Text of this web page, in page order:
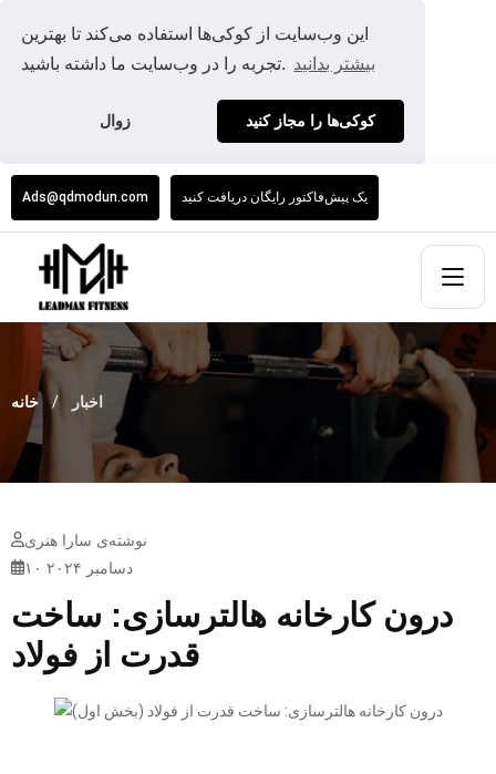
این وب‌سایت از کوکی‌ها استفاده می‌کند تا بهترین
تجربه را در وب‌سایت ما داشته باشید. بیشتر بدانید
زوال کوکی‌ها را مجاز کنید
Ads@qdmodun.com یک پیش‌فاکتور رایگان دریافت کنید
خانه اخبار
نوشته‌ی سارا هنری
۱۰ دسامبر ۲۰۲۴
درون کارخانه هالترسازی: ساخت
قدرت از فولاد